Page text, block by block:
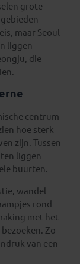
grote
maar Seoul
liggen
die
centrum
hoe sterk
zijn. Tussen
liggen
buurten.
wandel
rond
met het
Zo
van een